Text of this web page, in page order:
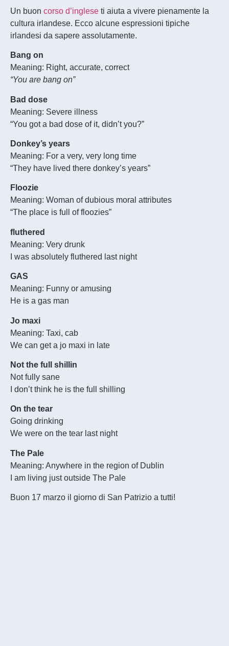
Un buon corso d’inglese ti aiuta a vivere pienamente la
cultura irlandese. Ecco alcune espressioni tipiche
irlandesi da sapere assolutamente.
Bang on
Meaning: Right, accurate, correct
“You are bang on”
Bad dose
Meaning: Severe illness
“You got a bad dose of it, didn’t you?”
Donkey’s years
Meaning: For a very, very long time
“They have lived there donkey’s years”
Floozie
Meaning: Woman of dubious moral attributes
“The place is full of floozies”
fluthered
Meaning: Very drunk
I was absolutely fluthered last night
GAS
Meaning: Funny or amusing
He is a gas man
Jo maxi
Meaning: Taxi, cab
We can get a jo maxi in late
Not the full shillin
Not fully sane
I don’t think he is the full shilling
On the tear
Going drinking
We were on the tear last night
The Pale
Meaning: Anywhere in the region of Dublin
I am living just outside The Pale
Buon 17 marzo il giorno di San Patrizio a tutti!